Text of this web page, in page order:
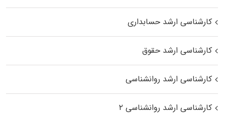
کارشناسی ارشد حسابداری
کارشناسی ارشد حقوق
کارشناسی ارشد روانشناسی
کارشناسی ارشد روانشناسی ۲